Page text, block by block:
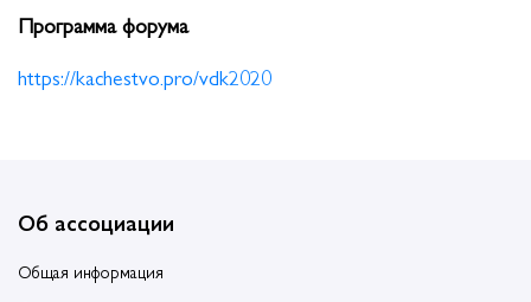
Программа форума
https://kachestvo.pro/vdk2020
Об ассоциации
Общая информация